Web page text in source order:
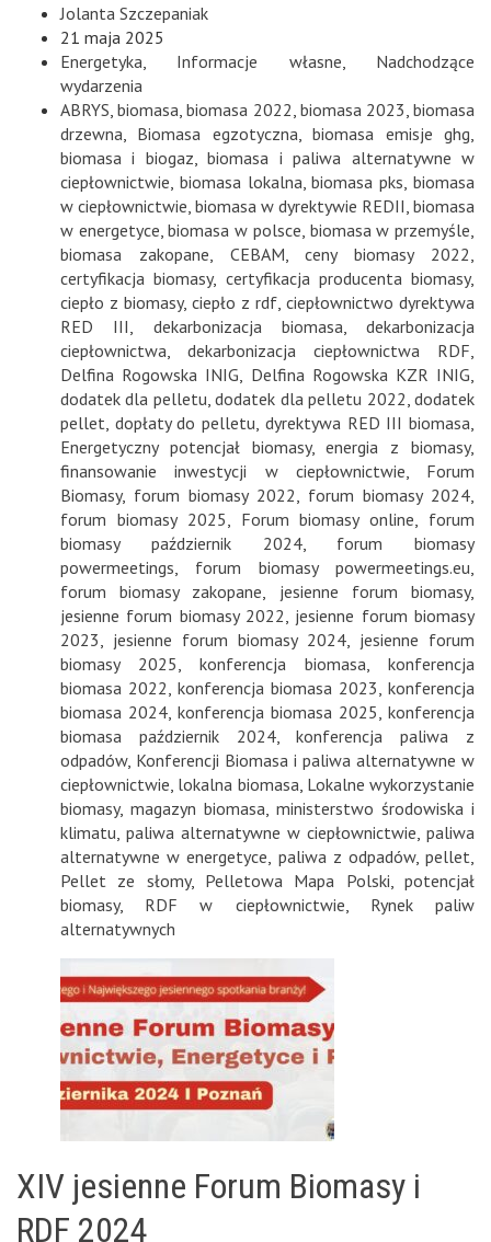
Jolanta Szczepaniak
21 maja 2025
Energetyka
Informacje własne
Nadchodzące
wydarzenia
ABRYS ,biomasa ,biomasa 2022 biomasa 2023 ,biomasa
drzewna
Biomasa egzotyczna ,biomasa emisje ghg
biomasa i biogaz ,biomasa i paliwa alternatywne w
ciepłownictwie biomasa lokalna ,biomasa pks ,biomasa
w ciepłownictwie biomasa w dyrektywie REDII biomasa
w energetyce ,biomasa w polsce biomasa w przemyśle
biomasa zakopane
CEBAM ,ceny biomasy 2022
certyfikacja biomasy, certyfikacja producenta biomasy,
ciepło z biomasy, ciepło z rdf ciepłownictwo dyrektywa
RED III
dekarbonizacja biomasa
dekarbonizacja
ciepłownictwa
dekarbonizacja ciepłownictwa RDF
Delfina Rogowska INIG
Delfina Rogowska KZR INIG
dodatek dla pelletu ,dodatek dla pelletu 2022 ,dodatek
pellet dopłaty do pelletu dyrektywa RED III biomasa
Energetyczny potencjał biomasy,energia z biomasy,
finansowanie inwestycji w ciepłownictwie
Forum
Biomasy, forum biomasy 2022 forum biomasy 2024
forum biomasy 2025
Forum biomasy online
forum
biomasy październik 2024, forum biomasy
powermeetings
forum biomasy powermeetings.eu
forum biomasy zakopane
jesienne forum biomasy,
jesienne forum biomasy 2022 jesienne forum biomasy
2023
jesienne forum biomasy 2024
jesienne forum
biomasy 2025
konferencja biomasa
konferencja
biomasa 2022 konferencja biomasa 2023 konferencja
biomasa 2024 konferencja biomasa 2025 konferencja
biomasa październik 2024,konferencja paliwa z
odpadów, Konferencji Biomasa i paliwa alternatywne w
ciepłownictwie lokalna biomasa Lokalne wykorzystanie
biomasy, magazyn biomasa ministerstwo środowiska i
klimatu paliwa alternatywne w ciepłownictwie paliwa
alternatywne w energetyce paliwa z odpadów,pellet
Pellet ze słomy, Pelletowa Mapa Polski ,potencjał
biomasy, RDF w ciepłownictwie
Rynek paliw
alternatywnych
XIV jesienne Forum Biomasy i
RDF 2024